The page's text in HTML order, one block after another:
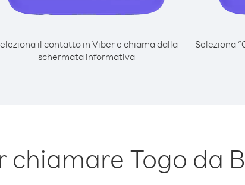
il contatto in Viber e chiama dalla
schermata informativa
Seleziona
Togo da